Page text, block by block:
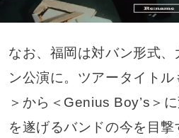
なお、福岡は対バン形式
ン公演に。ツアータイト
＞から＜Genius Boy’s＞
を遂げるバンドの今を目